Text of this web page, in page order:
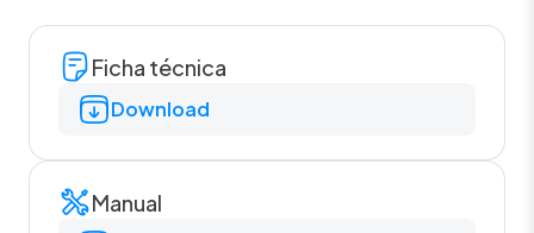
Ficha técnica
Download
Manual